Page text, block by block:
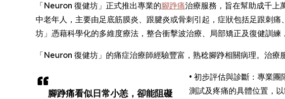
腳踭痛看似日常小恙，卻能阻礙
「Neuron 復健坊」正式推出專業的腳踭痛治療服務，旨在幫助成千上
中老年人，主要由足底筋膜炎、跟腱炎或骨刺引起，症狀包括足跟刺
坊」憑藉科學化的多維度療法，整合衝擊波治療、局部矯正及復健訓練
「Neuron 復健坊」的痛症治療師經驗豐富，熟稔腳踭相關病理。治
• 初步評估與診斷：專業
測試及疼痛的具體位置，